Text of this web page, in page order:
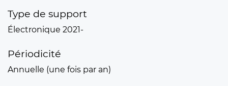
Type de support
Électronique 2021-
Périodicité
Annuelle (une fois par an)